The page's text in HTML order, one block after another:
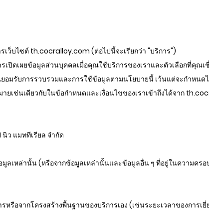
เว็บไซต์ th.cocralloy.com (ต่อไปนี้จะเรียกว่า "บริการ")
เปิดเผยข้อมูลส่วนบุคคลเมื่อคุณใช้บริการของเราและตัวเลือกที่คุณ
มรับการรวบรวมและการใช้ข้อมูลตามนโยบายนี้ เว้นแต่จะกำหนด
ช่นเดียวกับในข้อกำหนดและเงื่อนไขของเราเข้าถึงได้จาก
ว แมททีเรียล จำกัด
เหล่านั้น (หรือจากข้อมูลเหล่านั้นและข้อมูลอื่น ๆ ที่อยู่ในความครอ
อจากโครงสร้างพื้นฐานของบริการเอง (เช่นระยะเวลาของการเยี่